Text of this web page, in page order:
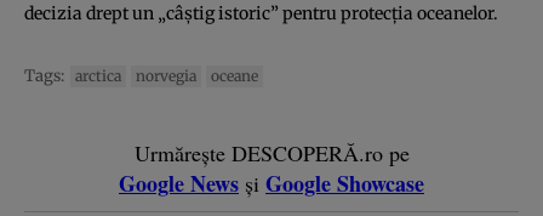
decizia drept un „câștig istoric” pentru protecția oceanelor.
Tags: arctica norvegia oceane
Urmărește DESCOPERĂ.ro pe
Google News și Google Showcase